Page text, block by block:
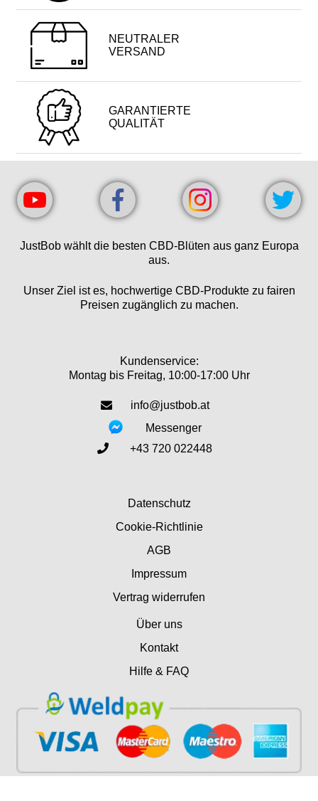
NEUTRALER
VERSAND
GARANTIERTE
QUALITÄT
JustBob wählt die besten CBD-Blüten aus ganz Europa
aus.
Unser Ziel ist es, hochwertige CBD-Produkte zu fairen
Preisen zugänglich zu machen.
Kundenservice:
Montag bis Freitag, 10:00-17:00 Uhr
info@justbob.at
Messenger
+43 720 022448
Datenschutz
Cookie-Richtlinie
AGB
Impressum
Vertrag widerrufen
Über uns
Kontakt
Hilfe & FAQ